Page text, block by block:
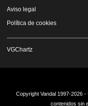
Aviso legal
Política de cookies
VGChartz
Copyright Vandal 1997-2026
contenidos sin